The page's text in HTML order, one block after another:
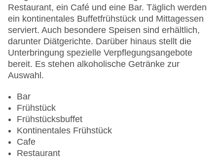
Haustiere
Zimmerservice
Gesamtanzahl der Zimmer: 70
Pools:Indoor Pool, Outdoor Pool, Sonnenschirme
am Pool, Liegen am Pool
Landeskategorie: 4 Sterne
Restaurant, ein Café und eine Bar. Täglich werden
ein kontinentales Buffetfrühstück und Mittagessen
serviert. Auch besondere Speisen sind erhältlich,
darunter Diätgerichte. Darüber hinaus stellt die
Unterbringung spezielle Verpflegungsangebote
bereit. Es stehen alkoholische Getränke zur
Auswahl.
Bar
Frühstück
Frühstücksbuffet
Kontinentales Frühstück
Cafe
Restaurant